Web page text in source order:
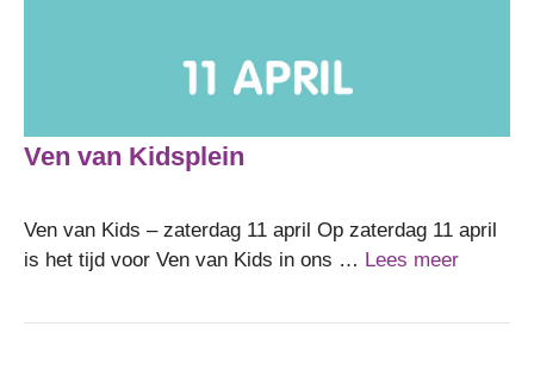
Ven van Kidsplein
Ven van Kids – zaterdag 11 april Op zaterdag 11 april
is het tijd voor Ven van Kids in ons … Lees meer